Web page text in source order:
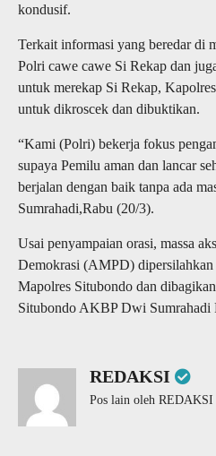
kondusif.
Terkait informasi yang beredar di
Polri cawe cawe Si Rekap dan
untuk merekap Si Rekap,
untuk dikroscek dan dibuktikan.
“Kami (Polri) bekerja fokus
supaya Pemilu aman dan lancar
berjalan dengan baik tanpa ada
Sumrahadi,Rabu (20/3).
Usai penyampaian orasi, massa
Demokrasi (AMPD) dipersilahkan
Mapolres Situbondo dan
Situbondo AKBP Dwi Sumrahadi
REDAKSI
Pos lain oleh REDAKSI